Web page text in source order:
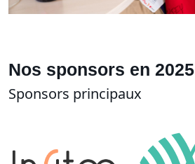
Nos sponsors en 2025
Sponsors principaux